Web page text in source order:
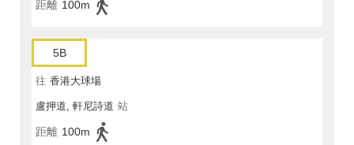
距離 100m
5B
往 香港大球場
盧押道, 軒尼詩道 站
距離 100m